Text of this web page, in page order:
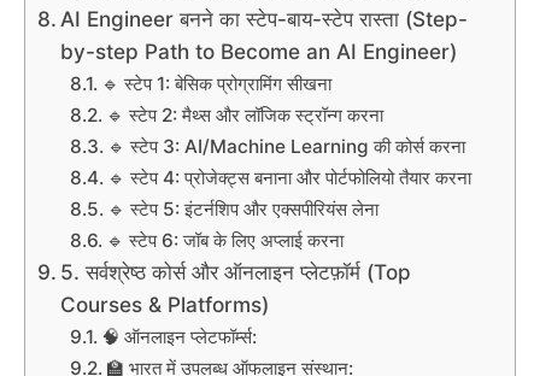
AI Engineer बनने का स्टेप-बाय-स्टेप रास्ता (Step-
by-step Path to Become an AI Engineer)
🔹 स्टेप 1: बेसिक प्रोग्रामिंग सीखना
🔹 स्टेप 2: मैथ्स और लॉजिक स्ट्रॉन्ग करना
🔹 स्टेप 3: AI/Machine Learning की कोर्स करना
🔹 स्टेप 4: प्रोजेक्ट्स बनाना और पोर्टफोलियो तैयार करना
🔹 स्टेप 5: इंटर्नशिप और एक्सपीरियंस लेना
🔹 स्टेप 6: जॉब के लिए अप्लाई करना
5. सर्वश्रेष्ठ कोर्स और ऑनलाइन प्लेटफ़ॉर्म (Top
Courses & Platforms)
🧠 ऑनलाइन प्लेटफॉर्म्स:
🏫 भारत में उपलब्ध ऑफलाइन संस्थान: